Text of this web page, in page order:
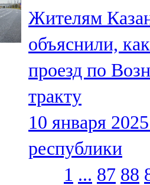
Жителям
объяснили,
проезд по
тракту
10 января 2025
республики
1 ... 87 88